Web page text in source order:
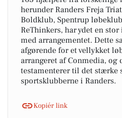
herunder Randers Freja
Boldklub, Spentrup
ReThinkers, har ydet en
med arrangementet. Dette
afgørende for et vellykket
arrangeret af Conmedia,
testamenterer til det stærke
sportsklubberne i Randers.
Kopiér link